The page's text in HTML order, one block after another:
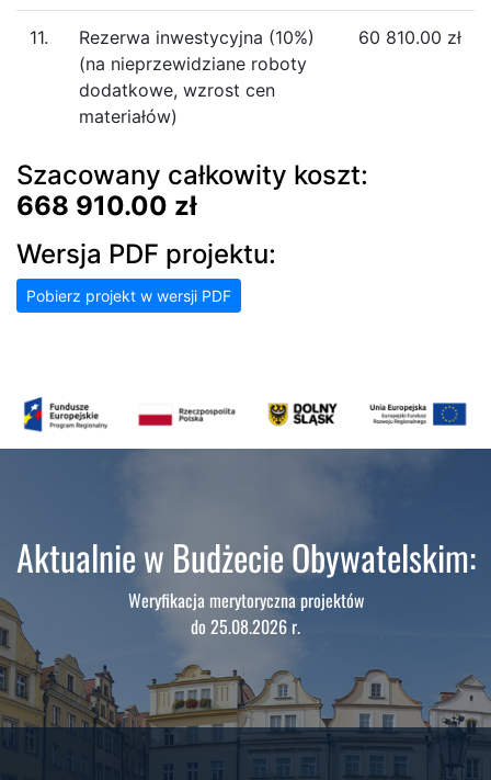
11.
Rezerwa inwestycyjna (10%)
(na nieprzewidziane roboty
dodatkowe, wzrost cen
materiałów)
60 810.00 zł
Szacowany całkowity koszt:
668 910.00 zł
Wersja PDF projektu:
Pobierz projekt w wersji PDF
Aktualnie w Budżecie Obywatelskim:
Weryfikacja merytoryczna projektów
do 25.08.2026 r.